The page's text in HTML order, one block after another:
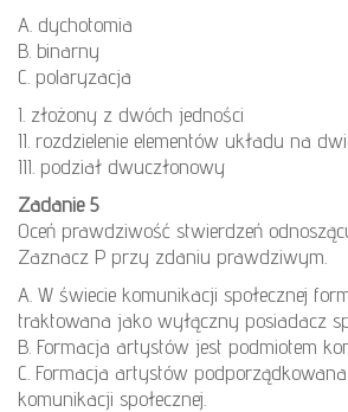
A. dychotomia
B. binarny
C. polaryzacja
I. złożony z dwóch jedności
II. rozdzielenie elementów układu na
III. podział dwuczłonowy
Zadanie 5
Oceń prawdziwość stwierdzeń
Zaznacz P przy zdaniu prawdziwym.
A. W świecie komunikacji społecznej
traktowana jako wyłączny posiadacz
B. Formacja artystów jest podmiotem
C. Formacja artystów
komunikacji społecznej.